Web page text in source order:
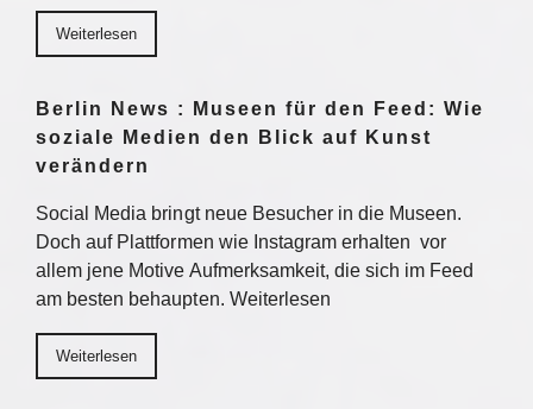
Weiterlesen
Berlin News : Museen für den Feed: Wie
soziale Medien den Blick auf Kunst
verändern
Social Media bringt neue Besucher in die Museen.
Doch auf Plattformen wie Instagram erhalten vor
allem jene Motive Aufmerksamkeit, die sich im Feed
am besten behaupten. Weiterlesen
Weiterlesen